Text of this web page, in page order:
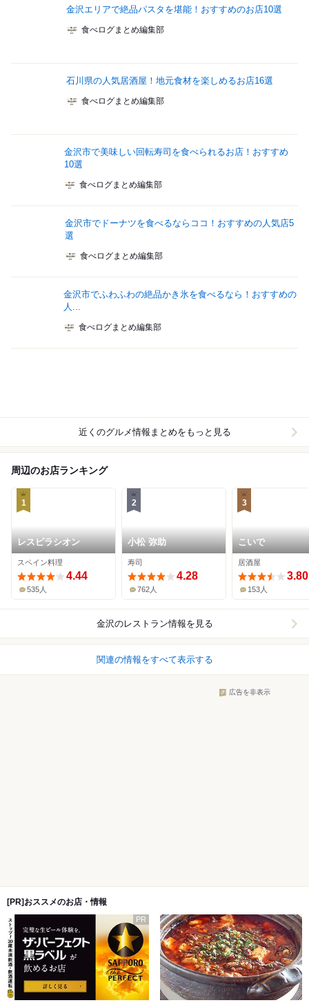
金沢エリアで絶品パスタを堪能！おすすめのお店10選
食べログまとめ編集部
石川県の人気居酒屋！地元食材を楽しめるお店16選
食べログまとめ編集部
金沢市で美味しい回転寿司を食べられるお店！おすすめ
10選
食べログまとめ編集部
金沢市でドーナツを食べるならココ！おすすめの人気店5
選
食べログまとめ編集部
金沢市でふわふわの絶品かき氷を食べるなら！おすすめの
人...
食べログまとめ編集部
近くのグルメ情報まとめをもっと見る
周辺のお店ランキング
1
レスピラシオン
スペイン料理
4.44
535人
2
小松 弥助
寿司
4.28
762人
3
こいで
居酒屋
3.80
153人
金沢のレストラン情報を見る
関連の情報をすべて表示する
広告を非表示
[PR]おススメのお店・情報
PR